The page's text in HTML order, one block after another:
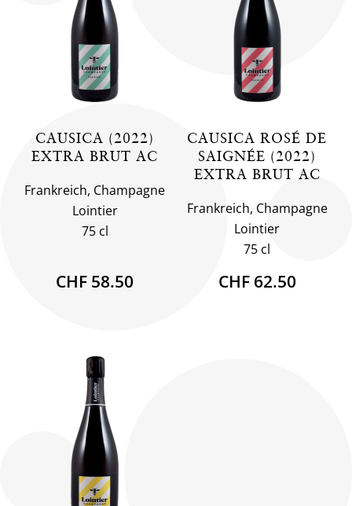
CAUSICA (2022)
EXTRA BRUT AC
Frankreich, Champagne
Lointier
75 cl
CHF 58.50
CAUSICA ROSÉ DE
SAIGNÉE (2022)
EXTRA BRUT AC
Frankreich, Champagne
Lointier
75 cl
CHF 62.50